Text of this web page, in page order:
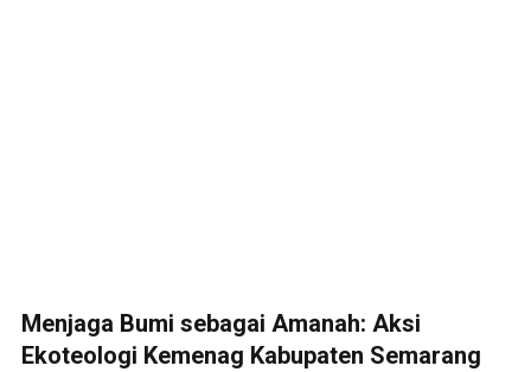
Menjaga Bumi sebagai Amanah: Aksi
Ekoteologi Kemenag Kabupaten Semarang